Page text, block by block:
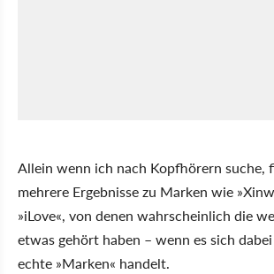
Allein wenn ich nach Kopfhörern suche,
mehrere Ergebnisse zu Marken wie
»iLove«, von denen wahrscheinlich die
etwas gehört haben – wenn es sich
echte »Marken« handelt.